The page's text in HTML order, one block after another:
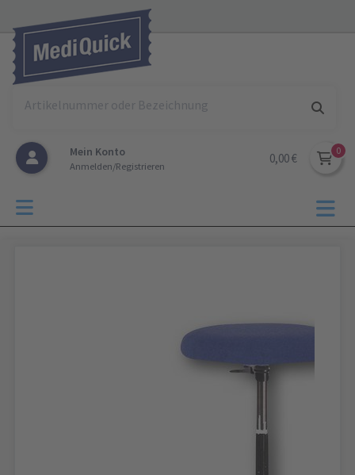
Mein Konto
Anmelden/Registrieren
0,00 €